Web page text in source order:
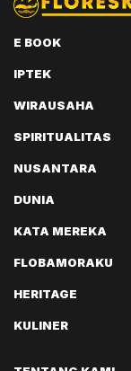
E BOOK
IPTEK
WIRAUSAHA
SPIRITUALITAS
NUSANTARA
DUNIA
KATA MEREKA
FLOBAMORAKU
HERITAGE
KULINER